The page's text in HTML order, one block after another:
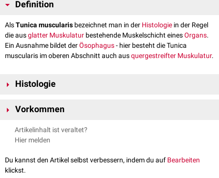
Definition
AlsTunica muscularis bezeichnet man in der Histologie in der Regel
die ausglatter Muskulatur bestehende Muskelschicht einesOrgans.
Ein Ausnahme bildet derÖsophagus- hier besteht die Tunica
muscularis im oberen Abschnitt auch ausquergestreifter Muskulatur.
Histologie
hängenden Spiralzügen angeordnet, die zur Außenseite des Organs hin
Organquerschnitt täuschen sie zwei getrennte Muskelschichten vor.
Man spricht auch von
innerer Ringmuskelschicht (Stratum circulare ).
Vorkommen
Tunica muscularis des
Myometrium
Artikelinhalt ist veraltet?
Hier melden
Du kannst den Artikel selbst verbessern, indem du auf Bearbeiten
klickst.